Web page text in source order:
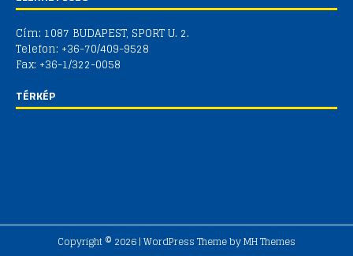
Cím: 1087 BUDAPEST, SPORT U. 2.
Telefon: +36-70/409-9528
Fax: +36-1/322-0058
TÉRKÉP
Copyright © 2026 | WordPress Theme byMH Themes